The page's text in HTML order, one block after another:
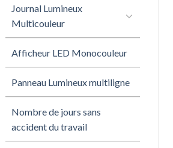
Journal Lumineux
Multicouleur
Afficheur LED Monocouleur
Panneau Lumineux multiligne
Nombre de jours sans
accident du travail